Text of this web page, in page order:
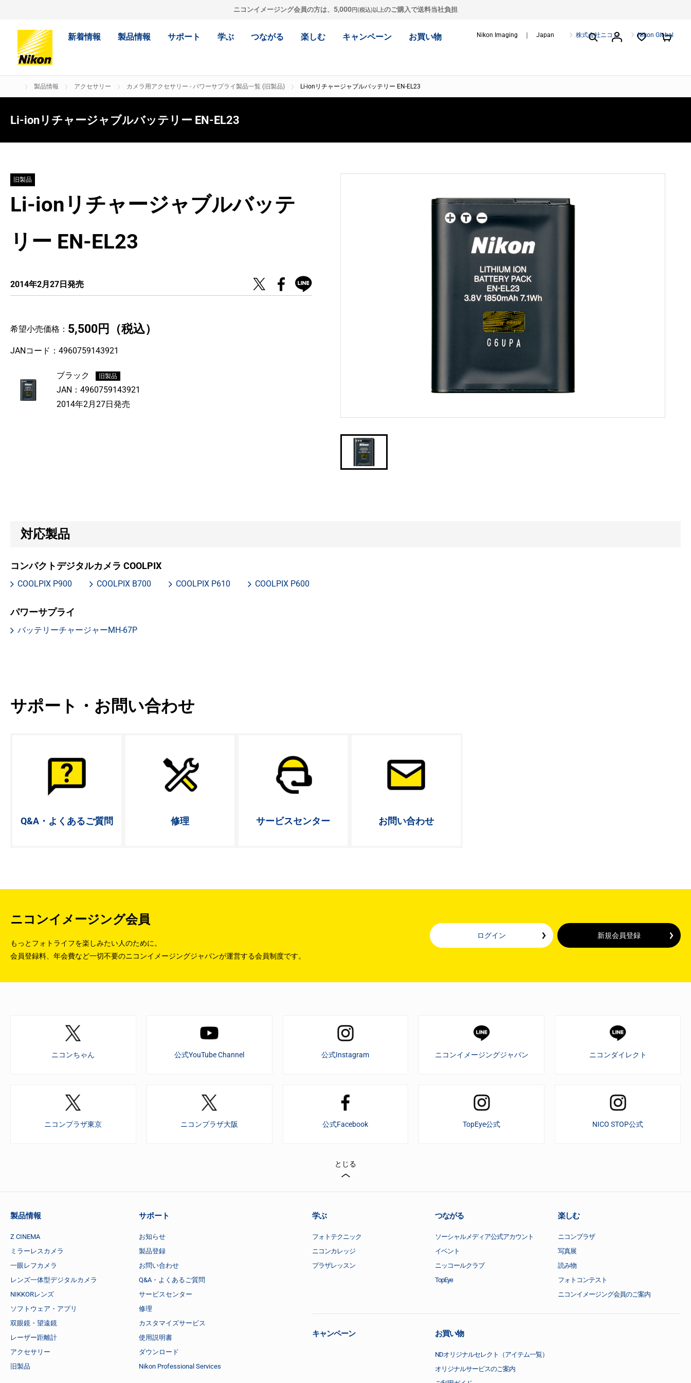
ニコンイメージング会員の方は、 5,000円(税込)以上のご購入で送料当社負担
新着情報 製品情報 サポート 学ぶ つながる 楽しむ キャンペーン お買い物 Nikon Imaging ｜ Japan 株式会社ニコン Nikon Global
製品情報 アクセサリー カメラ用アクセサリー - パワーサプライ製品一覧 (旧製品) Li-ionリチャージャブルバッテリー EN-EL23
Li-ionリチャージャブルバッテリー EN-EL23
旧製品
Li-ionリチャージャブルバッテ
リー EN-EL23
2014年2月27日発売
希望小売価格： 5,500円 （税込）
JANコード： 4960759143921
ブラック 旧製品
JAN： 4960759143921
2014年2月27日発売
対応製品
コンパクトデジタルカメラ COOLPIX
COOLPIX P900 COOLPIX B700 COOLPIX P610 COOLPIX P600
パワーサプライ
バッテリーチャージャーMH-67P
サポート・お問い合わせ
Q&A・よく あるご質問 修理 サービスセンター お問い合わせ
ニコンイメージング会員
もっとフォトライフを楽しみたい人のために。
会員登録料、年会費など一切不要のニコンイメージングジャパンが運営する会員制度です。
ログイン 新規会員登録
ニコンちゃん 公式YouTube Channel 公式Instagram ニコンイメージングジャパン ニコンダイレクト
ニコンプラザ東京 ニコンプラザ大阪 公式Facebook TopEye公式 NICO STOP公式
とじる
製品情報
Z CINEMA
ミラーレスカメラ
一眼レフカメラ
レンズ一体型デジタルカメラ
NIKKORレンズ
ソフトウェア・アプリ
双眼鏡・望遠鏡
レーザー距離計
アクセサリー
旧製品
サポート
お知らせ
製品登録
お問い合わせ
Q&A・よくあるご質問
サービスセンター
修理
カスタマイズサービス
使用説明書
ダウンロード
Nikon Professional Services
学ぶ
フォトテクニック
ニコンカレッジ
プラザレッスン
つながる
ソーシャルメディア公式アカウント
イベント
ニッコールクラブ
TopEye
楽しむ
ニコンプラザ
写真展
読み物
フォトコンテスト
ニコンイメージング会員のご案内
キャンペーン お買い物
NDオリジナルセレクト（アイテム一覧）
オリジナルサービスのご案内